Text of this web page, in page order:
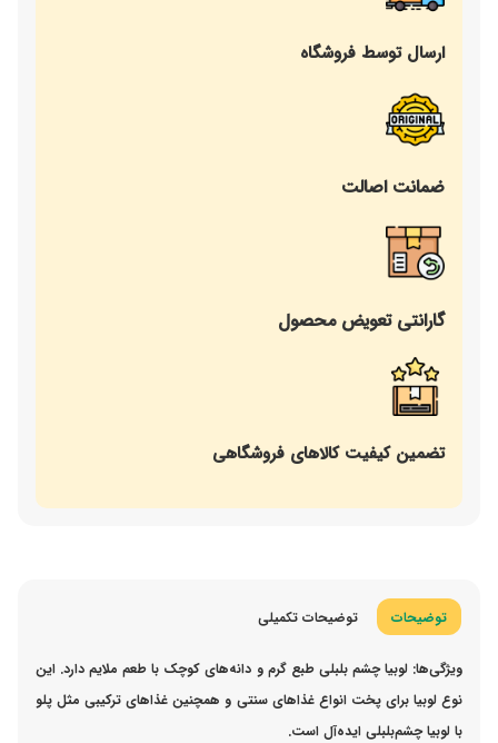
ارسال توسط فروشگاه
ضمانت اصالت
گارانتی تعویض محصول
تضمین کیفیت کالاهای فروشگاهی
توضیحات توضیحات تکمیلی
ویژگی‌ها: لوبیا چشم بلبلی طبع گرم و دانه‌های کوچک با طعم ملایم دارد. این
نوع لوبیا برای پخت انواع غذاهای سنتی و همچنین غذاهای ترکیبی مثل پلو
با لوبیا چشم‌بلبلی ایده‌آل است.